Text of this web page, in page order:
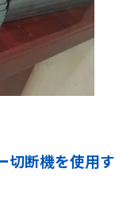
切断機を使用す